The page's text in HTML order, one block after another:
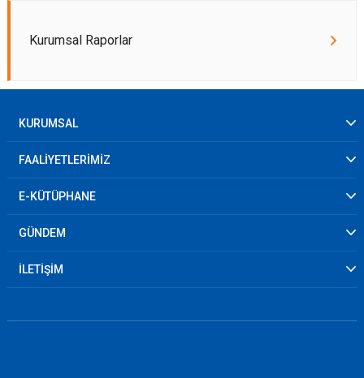
Kurumsal Raporlar
KURUMSAL
FAALİYETLERİMİZ
E-KÜTÜPHANE
GÜNDEM
İLETİŞİM